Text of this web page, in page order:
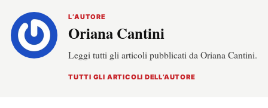
L’AUTORE
Oriana Cantini
Leggi tutti gli articoli pubblicati da Oriana Cantini.
TUTTI GLI ARTICOLI DELL’AUTORE